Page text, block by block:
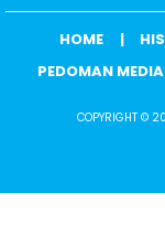
HOME
PEDOMAN MEDIA
COPYRIGHT ©